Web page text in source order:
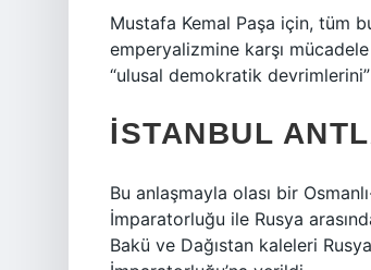
Mustafa Kemal Paşa için, tüm
emperyalizmine karşı
“ulusal demokratik
İSTANBUL
Bu anlaşmayla olası bir
İmparatorluğu ile Rusya
Bakü ve Dağıstan kaleleri